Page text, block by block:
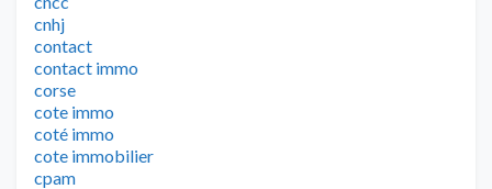
cnhj
contact
contact immo
corse
cote immo
coté immo
cote immobilier
cpam